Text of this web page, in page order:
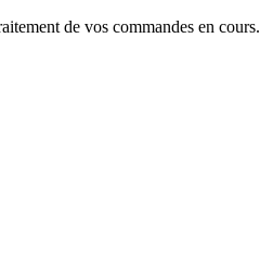
de vos commandes en cours.